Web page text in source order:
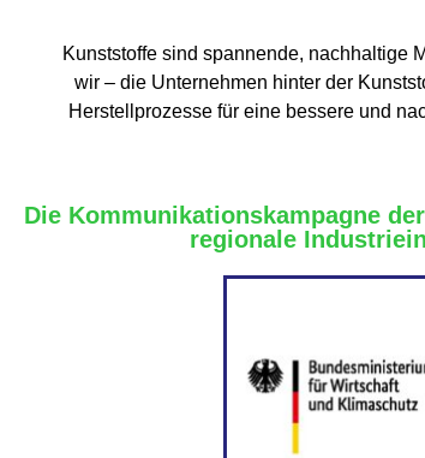
Kunststoffe sind spannende, nachhaltige
wir – die Unternehmen hinter der
Herstellprozesse für eine bessere und
Die Kommunikationskampagne
regionale